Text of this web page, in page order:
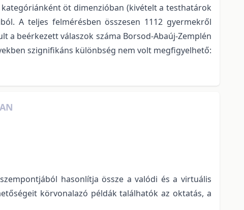
öt dimenzióban (kivételt a testhatárok
A teljes felmérésben összesen 1112 gyermekről
beérkezett válaszok száma Borsod-Abaúj-Zemplén
szignifikáns különbség nem volt megfigyelhető:
hasonlítja össze a valódi és a virtuális
körvonalazó példák találhatók az oktatás, a